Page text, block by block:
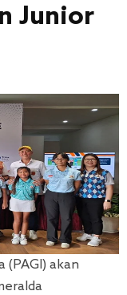
Junior
(PAGI) akan